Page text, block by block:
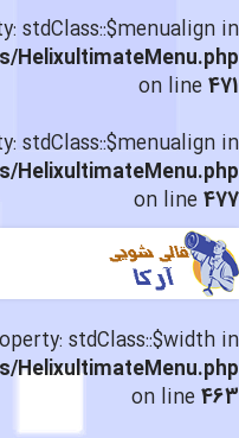
stdClass::$menualign in
HelixultimateMenu.php
on line471
stdClass::$menualign in
HelixultimateMenu.php
on line477
stdClass::$width in
HelixultimateMenu.php
on line463